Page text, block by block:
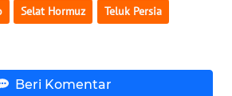
Selat Hormuz Teluk Persia
Beri Komentar